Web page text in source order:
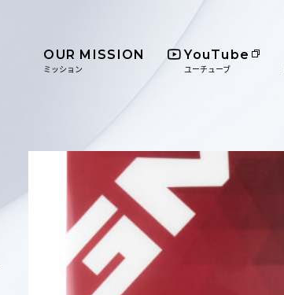
OUR MISSION
ミッション
YouTube
ユーチューブ